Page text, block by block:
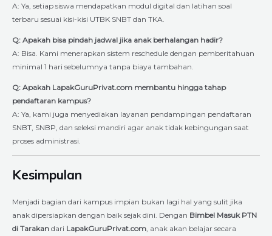
A: Ya, setiap siswa mendapatkan modul digital dan latihan soal
terbaru sesuai kisi-kisi UTBK SNBT dan TKA.
Q: Apakah bisa pindah jadwal jika anak berhalangan hadir?
A: Bisa. Kami menerapkan sistem reschedule dengan pemberitahuan
minimal 1 hari sebelumnya tanpa biaya tambahan.
Q: Apakah LapakGuruPrivat.com membantu hingga tahap
pendaftaran kampus?
A: Ya, kami juga menyediakan layanan pendampingan pendaftaran
SNBT, SNBP, dan seleksi mandiri agar anak tidak kebingungan saat
proses administrasi.
Kesimpulan
Menjadi bagian dari kampus impian bukan lagi hal yang sulit jika
anak dipersiapkan dengan baik sejak dini. Dengan Bimbel Masuk PTN
di Tarakan dari LapakGuruPrivat.com , anak akan belajar secara